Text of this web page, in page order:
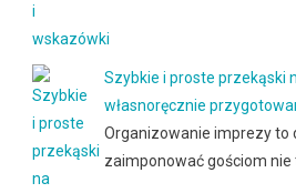
Szybkie i proste przekąski
własnoręcznie
Organizowanie imprezy to
zaimponować gościom nie